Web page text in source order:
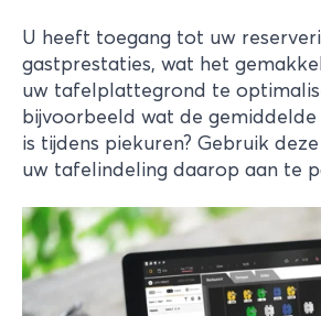
U heeft toegang tot uw
gastprestaties, wat het
uw tafelplattegrond te
bijvoorbeeld wat de
is tijdens piekuren? Gebruik
uw tafelindeling daarop aan te